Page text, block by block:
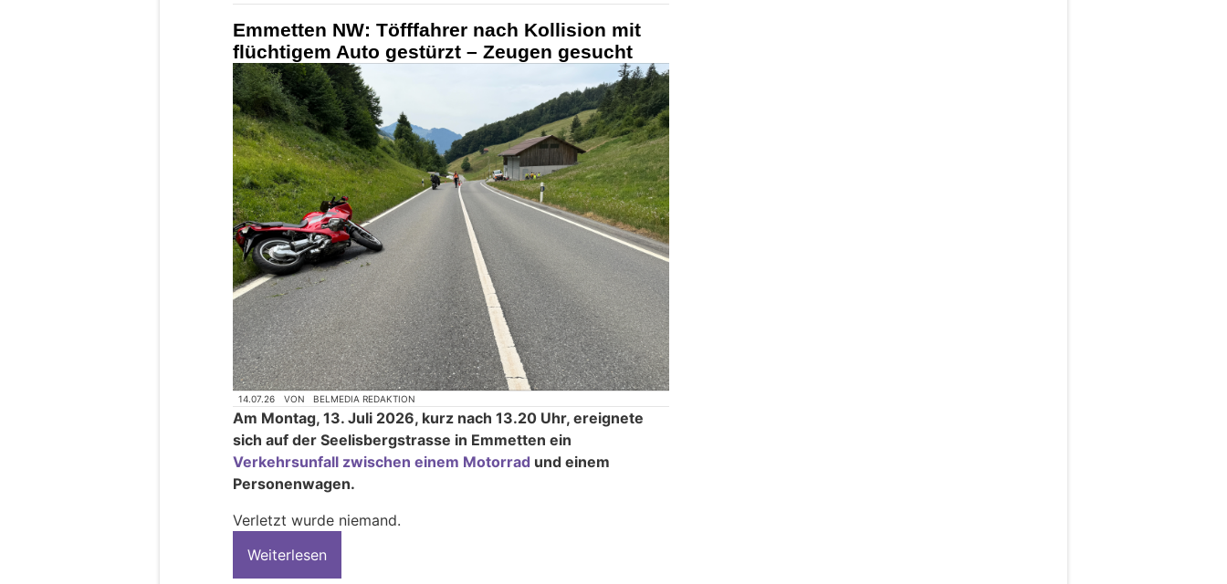
Emmetten NW: Töfffahrer nach Kollision mit
flüchtigem Auto gestürzt – Zeugen gesucht
14.07.26 VON BELMEDIA REDAKTION
Am Montag, 13. Juli 2026, kurz nach 13.20 Uhr, ereignete
sich auf der Seelisbergstrasse in Emmetten ein
Verkehrsunfall zwischen einem Motorrad und einem
Personenwagen.
Verletzt wurde niemand.
Weiterlesen